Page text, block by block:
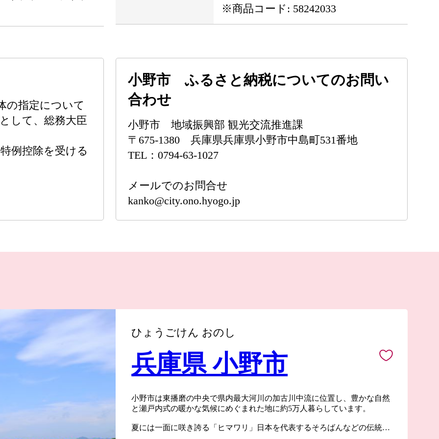
※商品コード: 58242033
の指定について
して、総務大臣
例控除を受ける
小野市 ふるさと納税についてのお問い
合わせ
小野市 地域振興部 観光交流推進課
〒675-1380 兵庫県兵庫県小野市中島町531番地
TEL：0794-63-1027
メールでのお問合せ
kanko@city.ono.hyogo.jp
ひょうごけん おのし
兵庫県 小野市
小野市は東播磨の中央で県内最大河川の加古川中流に位置し、豊かな自然
と瀬戸内式の暖かな気候にめぐまれた地に約5万人暮らしています。
夏には一面に咲き誇る「ヒマワリ」日本を代表するそろばんなどの伝統工